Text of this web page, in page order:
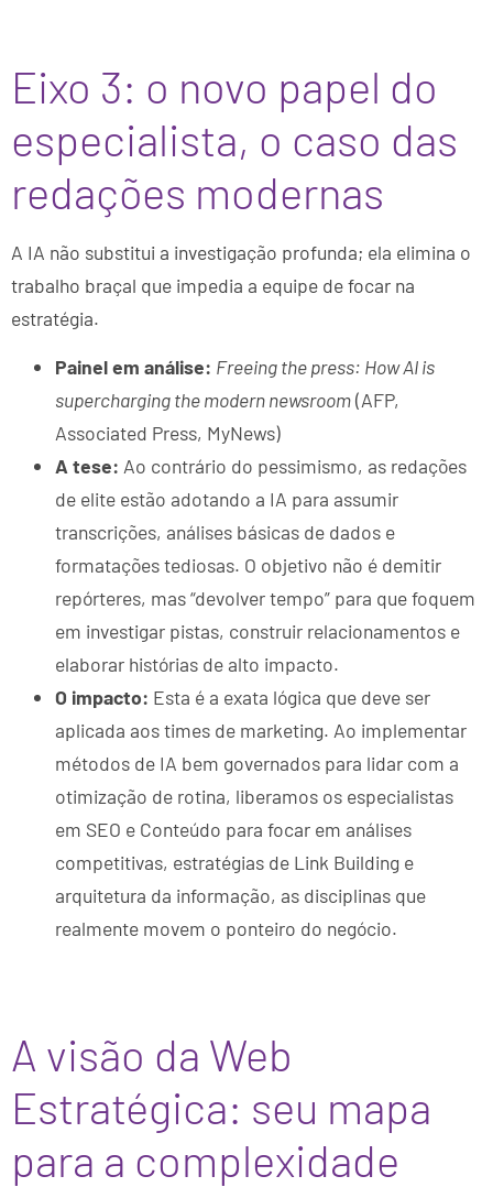
Eixo 3: o novo papel do
especialista, o caso das
redações modernas
A IA não substitui a investigação profunda; ela elimina o
trabalho braçal que impedia a equipe de focar na
estratégia.
Painel em análise: Freeing the press: How AI is
supercharging the modern newsroom(AFP,
Associated Press, MyNews)
A tese: Ao contrário do pessimismo, as redações
de elite estão adotando a IA para assumir
transcrições, análises básicas de dados e
formatações tediosas. O objetivo não é demitir
repórteres, mas “devolver tempo” para que foquem
em investigar pistas, construir relacionamentos e
elaborar histórias de alto impacto.
O impacto: Esta é a exata lógica que deve ser
aplicada aos times de marketing. Ao implementar
métodos de IA bem governados para lidar com a
otimização de rotina, liberamos os especialistas
em SEO e Conteúdo para focar em análises
competitivas, estratégias de Link Building e
arquitetura da informação, as disciplinas que
realmente movem o ponteiro do negócio.
A visão da Web
Estratégica: seu mapa
para a complexidade